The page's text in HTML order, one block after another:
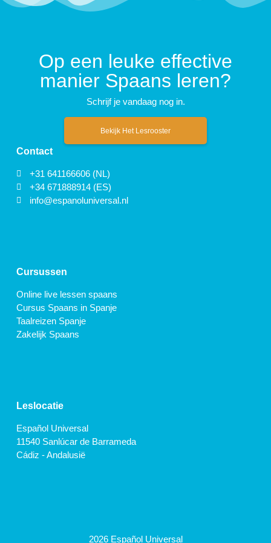
Op een leuke effective
manier Spaans leren?
Schrijf je vandaag nog in.
Bekijk Het Lesrooster
Contact
+31 641166606 (NL)
+34 671888914 (ES)
info@espanoluniversal.nl
Cursussen
Online live lessen spaans
Cursus Spaans in Spanje
Taalreizen Spanje
Zakelijk Spaans
Leslocatie
Español Universal
11540 Sanlúcar de Barrameda
Cádiz - Andalusië
2026 Español Universal